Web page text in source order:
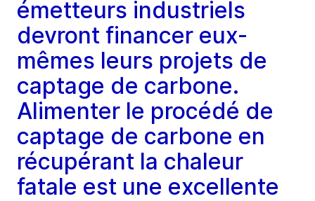
émetteurs industriels
devront financer eux-
mêmes leurs projets de
captage de carbone.
Alimenter le procédé de
captage de carbone en
récupérant la chaleur
fatale est une excellente